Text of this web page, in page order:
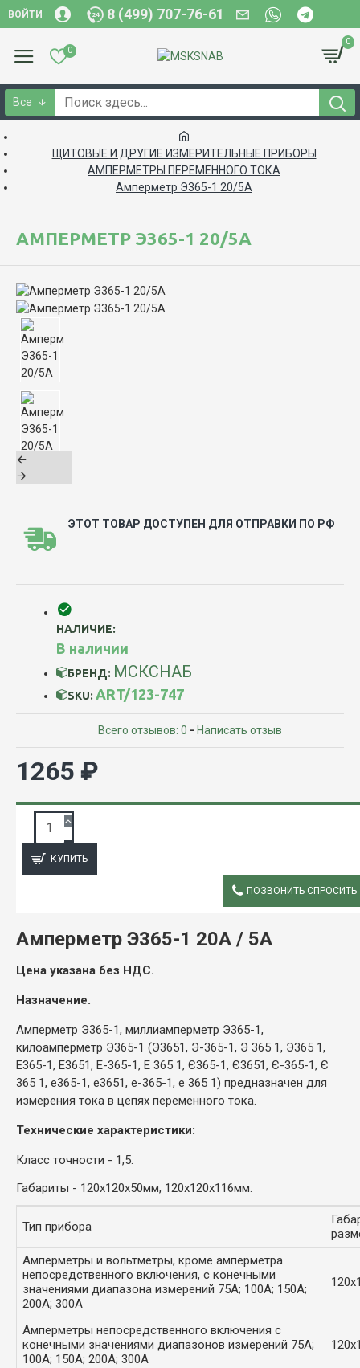
ВОЙТИ 8 (499) 707-76-61
0
0
Все
ЩИТОВЫЕ И ДРУГИЕ ИЗМЕРИТЕЛЬНЫЕ ПРИБОРЫ
АМПЕРМЕТРЫ ПЕРЕМЕННОГО ТОКА
Амперметр Э365-1 20/5А
АМПЕРМЕТР Э365-1 20/5А
ЭТОТ ТОВАР ДОСТУПЕН ДЛЯ ОТПРАВКИ ПО РФ
НАЛИЧИЕ:
В наличии
БРЕНД: МСКСНАБ
SKU: ART/123-747
Всего отзывов: 0 - Написать отзыв
1265 ₽
КУПИТЬ
ПОЗВОНИТЬ СПРОСИТЬ
Амперметр Э365-1 20А / 5А
Цена указана без НДС.
Назначение.
Амперметр Э365-1, миллиамперметр Э365-1,
килоамперметр Э365-1 (Э3651, Э-365-1, Э 365 1, Э365 1,
Е365-1, Е3651, Е-365-1, Е 365 1, Є365-1, Є3651, Є-365-1, Є
365 1, e365-1, e3651, e-365-1, e 365 1) предназначен для
измерения тока в цепях переменного тока.
Технические характеристики:
Класс точности - 1,5.
Габариты - 120х120х50мм, 120х120х116мм.
Тип прибора
Амперметры и вольтметры, кроме амперметра
непосредственного включения, с конечными
значениями диапазона измерений 75А; 100А; 150А;
200А; 300A
Амперметры непосредственного включения с
конечными значениями диапазонов измерений 75А;
100А; 150А; 200А; 300А